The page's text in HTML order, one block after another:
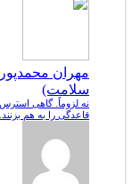
مهران
سلامت)
نه لزوماً. گاهی
قاعدگی را به هم